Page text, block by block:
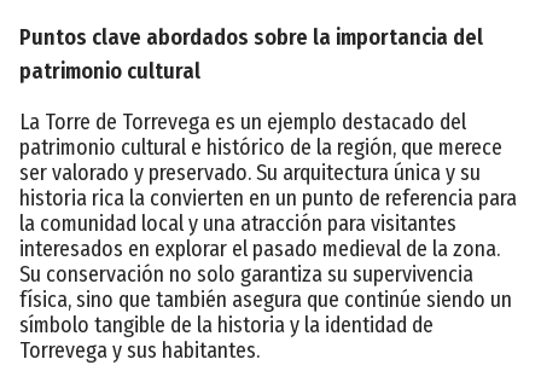
Puntos clave abordados sobre la importancia del
patrimonio cultural
La Torre de Torrevega es un ejemplo destacado del
patrimonio cultural e histórico de la región, que merece
ser valorado y preservado. Su arquitectura única y su
historia rica la convierten en un punto de referencia para
la comunidad local y una atracción para visitantes
interesados en explorar el pasado medieval de la zona.
Su conservación no solo garantiza su supervivencia
física, sino que también asegura que continúe siendo un
símbolo tangible de la historia y la identidad de
Torrevega y sus habitantes.